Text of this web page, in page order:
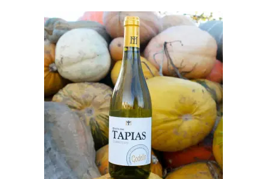
Quinta
das
Tapias
Godello
cantidad
AÑADIR AL CARRITO